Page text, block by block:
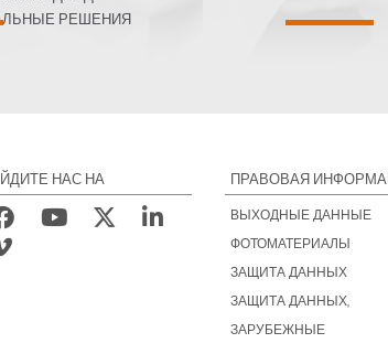
РЕШЕНИЯ
НАС НА ПРАВОВАЯ
ВЫХОДНЫЕ ДАННЫЕ
ФОТОМАТЕРИАЛЫ
ЗАЩИТА ДАННЫХ
ЗАЩИТА ДАННЫХ,
ЗАРУБЕЖНЫЕ